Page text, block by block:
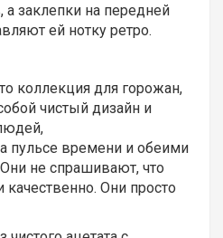
заклепки на передней
ей нотку ретро.
коллекция для горожан,
чистый дизайн и
пульсе времени и обеими
не спрашивают, что
Они просто